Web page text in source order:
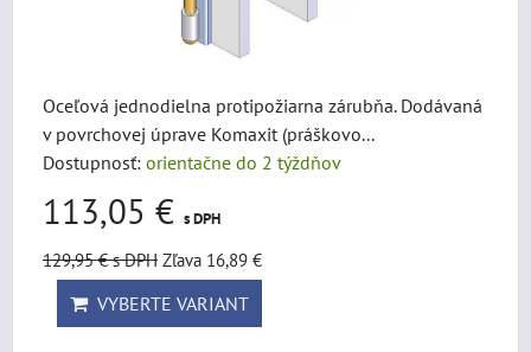
Oceľová jednodielna protipožiarna zárubňa. Dodávaná
v povrchovej úprave Komaxit (práškovo...
Dostupnosť: orientačne do 2 týždňov
113,05 € s DPH
129,95 €s DPH Zľava 16,89 €
VYBERTE VARIANT